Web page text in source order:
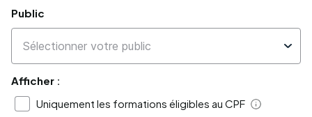
Public
Afficher :
Uniquement les formations éligibles au CPF
Aide